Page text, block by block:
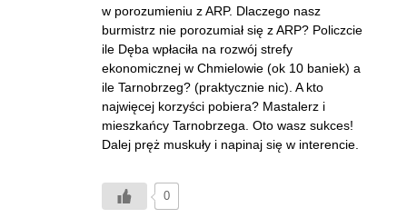
w porozumieniu z ARP. Dlaczego nasz
burmistrz nie porozumiał się z ARP? Policzcie
ile Dęba wpłaciła na rozwój strefy
ekonomicznej w Chmielowie (ok 10 baniek) a
ile Tarnobrzeg? (praktycznie nic). A kto
najwięcej korzyści pobiera? Mastalerz i
mieszkańcy Tarnobrzega. Oto wasz sukces!
Dalej pręż muskuły i napinaj się w interencie.
0